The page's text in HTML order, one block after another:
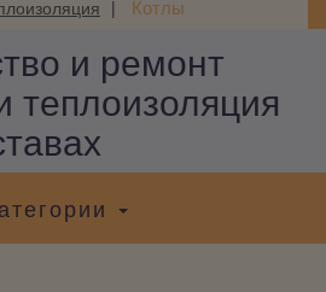
Котлы
и ремонт
теплоизоляция